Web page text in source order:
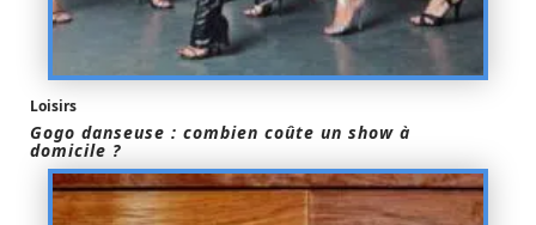
Loisirs
Gogo danseuse : combien coûte un show à
domicile ?